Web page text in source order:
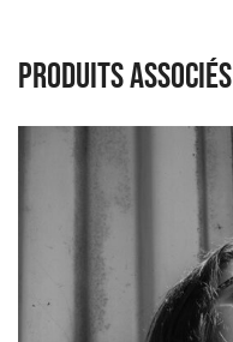
Produits associés